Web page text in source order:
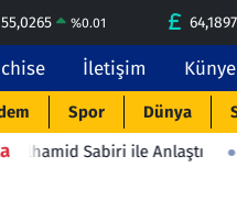
55,0265 %0.01 64,1897
İletişim Künye
Spor Dünya
ile Anlaştı 23:18